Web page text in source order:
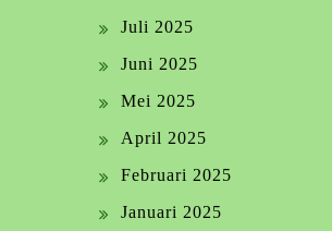
Juli 2025
Juni 2025
Mei 2025
April 2025
Februari 2025
Januari 2025